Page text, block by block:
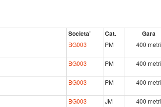
Societa' Cat. Gara
BG003 PM 400 metri
BG003 PM 400 metri
BG003 PM 400 metri
BG003 JM 400 metri